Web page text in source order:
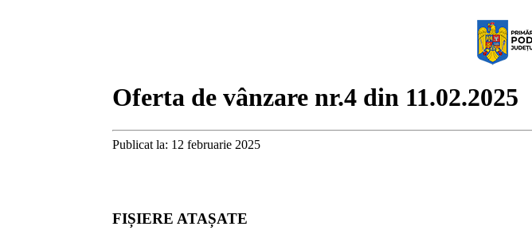
Oferta de vânzare nr.4 din 11.02.2025
Publicat la: 12 februarie 2025
FIȘIERE ATAȘATE